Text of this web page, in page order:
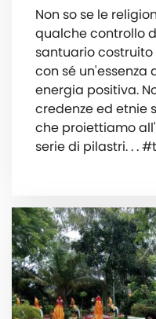
Non so se le
qualche controllo
santuario
con sé un'essenza
energia positiva.
credenze ed etnie
che proiettiamo
serie di pilastri. . .